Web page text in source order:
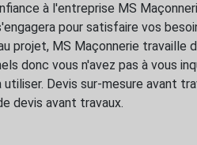
à l'entreprise MS
pour satisfaire vos
projet, MS Maçonnerie travaille
donc vous n'avez pas à vous
Devis sur-mesure avant
devis avant travaux.